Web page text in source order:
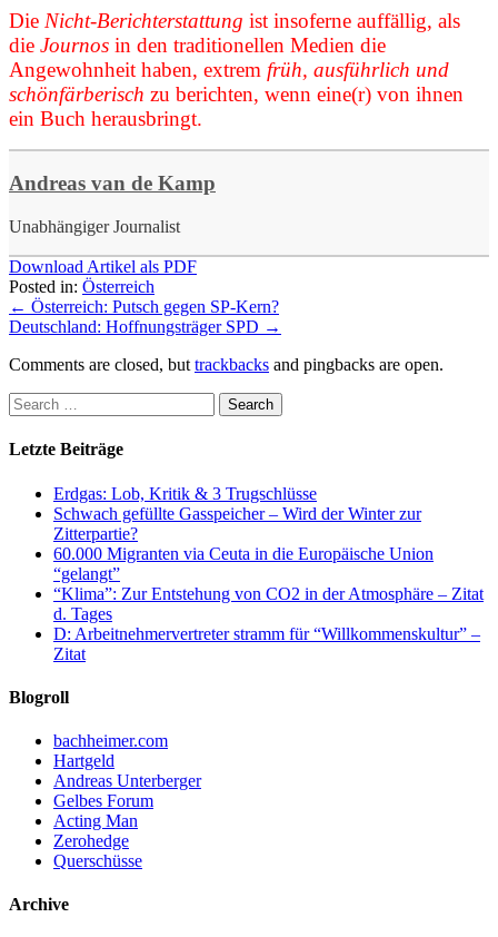
Die Nicht-Berichterstattung ist insoferne auffällig, als
die Journos in den traditionellen Medien die
Angewohnheit haben, extrem früh, ausführlich und
schönfärberisch zu berichten, wenn eine(r) von ihnen
ein Buch herausbringt.
Andreas van de Kamp
Unabhängiger Journalist
Download Artikel als PDF
Posted in: Österreich
← Österreich: Putsch gegen SP-Kern?
Deutschland: Hoffnungsträger SPD →
Comments are closed, but trackbacks and pingbacks are open.
Letzte Beiträge
Erdgas: Lob, Kritik & 3 Trugschlüsse
Schwach gefüllte Gasspeicher – Wird der Winter zur
Zitterpartie?
60.000 Migranten via Ceuta in die Europäische Union
“gelangt”
“Klima”: Zur Entstehung von CO2 in der Atmosphäre – Zitat
d. Tages
D: Arbeitnehmervertreter stramm für “Willkommenskultur” –
Zitat
Blogroll
bachheimer.com
Hartgeld
Andreas Unterberger
Gelbes Forum
Acting Man
Zerohedge
Querschüsse
Archive